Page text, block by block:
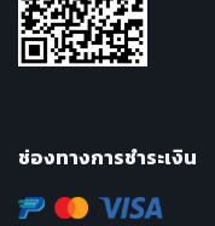
ช่องทางการชำระเงิน